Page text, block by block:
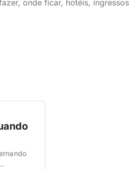
onde ficar, hotéis,